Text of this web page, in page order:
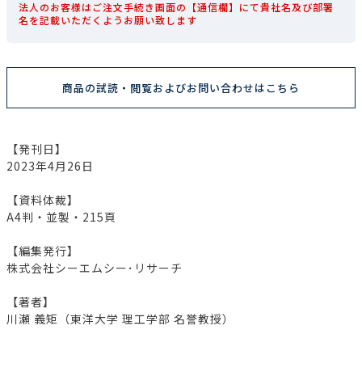
法人のお客様はご注文手続き画面の【通信欄】にて貴社名及び部署
名を記載いただくようお願い致します
商品の試読・閲覧およびお問い合わせはこちら
【発刊日】
2023年4月26日
【資料体裁】
A4判・並製・215頁
【編集発行】
株式会社シーエムシー･リサーチ
【著者】
川瀬 義矩（東洋大学 理工学部 名誉教授）